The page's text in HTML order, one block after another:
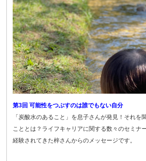
第3回 可能性をつぶすのは誰でもない自分
「炭酸水のあること」を息子さんが発見！それを
こととは？ライフキャリアに関する数々のセミナ
経験されてきた梓さんからのメッセージです。